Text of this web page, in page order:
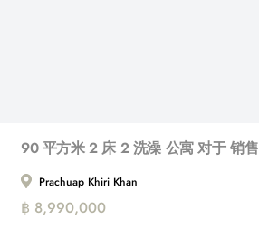
90 平方米 2 床 2 洗澡 公寓 对于 销售
Prachuap Khiri Khan
฿ 8,990,000